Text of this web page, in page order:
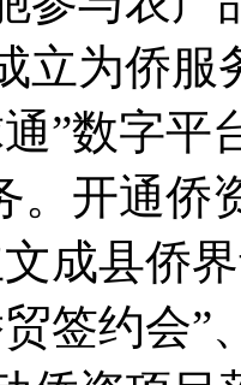
立为侨服
通”数字
。开通侨
成县侨
签约会”